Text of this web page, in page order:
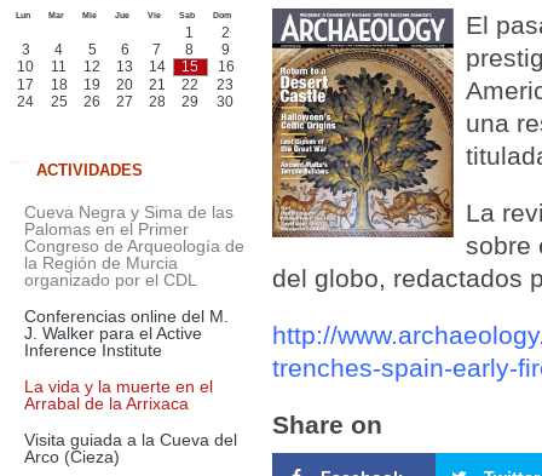
El
una
La
sobre
del globo, redactados
http://
trenches-spain-early-
Share on
Lun Mar Mie Jue Vie Sab Dom
1
2
3
4 5 6 7 8
9
10
11 12 13 14 15
16
17
18 19 20 21 22
23
24
25 26 27 28 29 30
ACTIVIDADES
Cueva Negra y Sima de las
Palomas en el Primer
Congreso de Arqueología de
la Región de Murcia
organizado por el CDL
Conferencias online del M.
J. Walker para el Active
Inference Institute
La vida y la muerte en el
Arrabal de la Arrixaca
Visita guiada a la Cueva del
Arco (Cieza)